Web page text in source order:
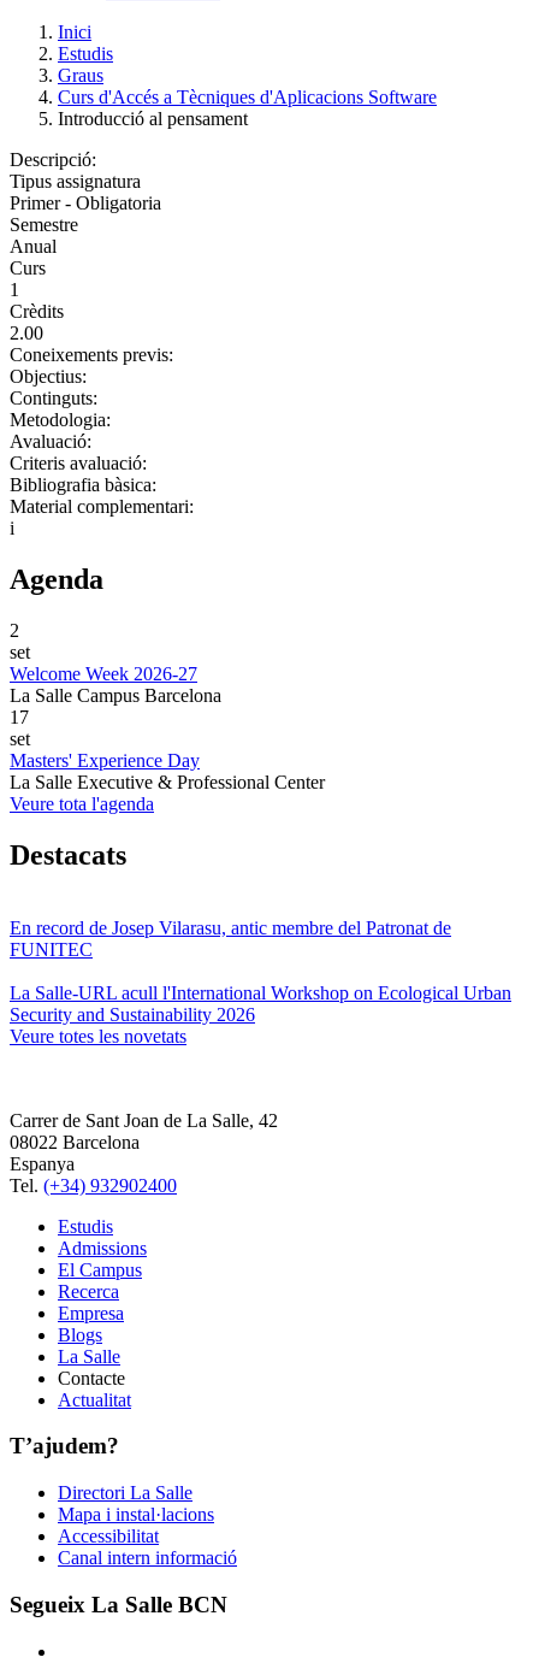
Inici
Estudis
Graus
Curs d'Accés a Tècniques d'Aplicacions Software
Introducció al pensament
Descripció:
Tipus assignatura
Primer - Obligatoria
Semestre
Anual
Curs
1
Crèdits
2.00
Coneixements previs:
Objectius:
Continguts:
Metodologia:
Avaluació:
Criteris avaluació:
Bibliografia bàsica:
Material complementari:
i
Agenda
2
set
Welcome Week 2026-27
La Salle Campus Barcelona
17
set
Masters' Experience Day
La Salle Executive & Professional Center
Veure tota l'agenda
Destacats
En record de Josep Vilarasu, antic membre del Patronat de
FUNITEC
La Salle-URL acull l'International Workshop on Ecological Urban
Security and Sustainability 2026
Veure totes les novetats
Carrer de Sant Joan de La Salle, 42
08022 Barcelona
Espanya
Tel. (+34) 932902400
Estudis
Admissions
El Campus
Recerca
Empresa
Blogs
La Salle
Contacte
Actualitat
T’ajudem?
Directori La Salle
Mapa i instal·lacions
Accessibilitat
Canal intern informació
Segueix La Salle BCN